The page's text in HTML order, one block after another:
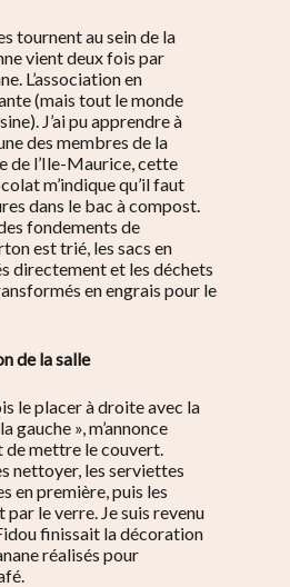
tournent au sein de la
vient deux fois par
L’association en
(mais tout le monde
J’ai pu apprendre à
des membres de la
de l’Ile-Maurice, cette
m’indique qu’il faut
dans le bac à compost.
fondements de
est trié, les sacs en
directement et les déchets
en engrais pour le
de la salle
le placer à droite avec la
gauche », m’annonce
de mettre le couvert.
nettoyer, les serviettes
en première, puis les
le verre. Je suis revenu
finissait la décoration
réalisés pour